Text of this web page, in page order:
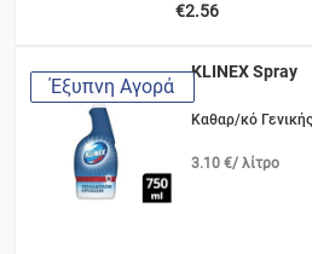
€2.56
Έξυπνη Αγορά
KLINEX Spray
Καθαρ/κό
3.10 €/ λίτρο